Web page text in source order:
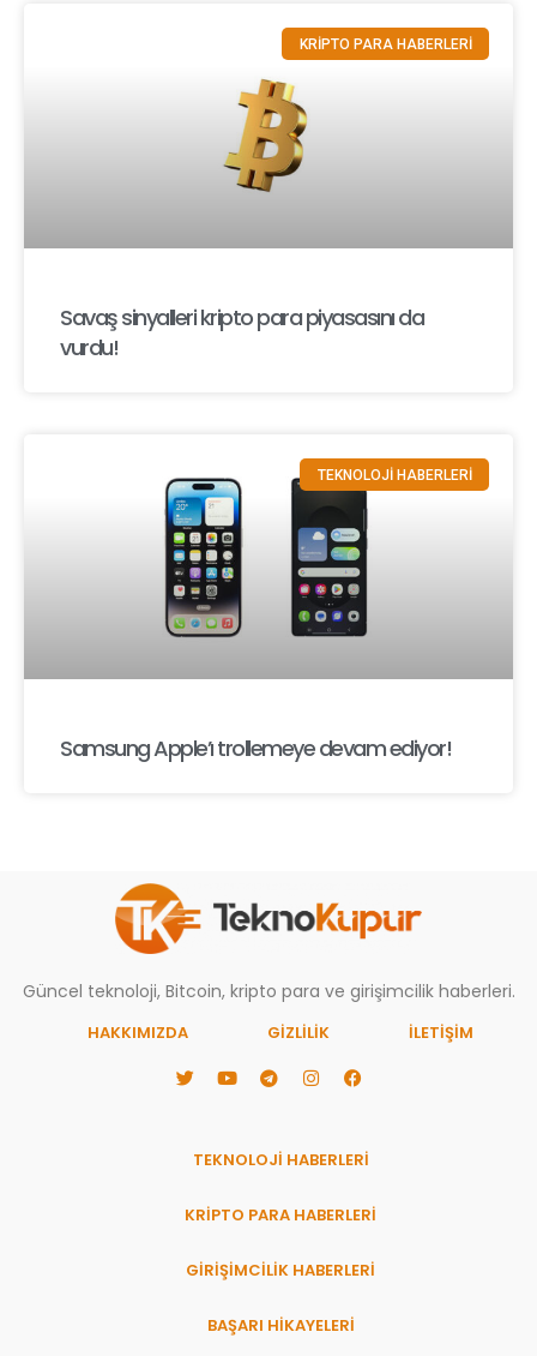
KRİPTO PARA HABERLERİ
Savaş sinyalleri kripto para piyasasını da
vurdu!
TEKNOLOJİ HABERLERİ
Samsung Apple’ı trollemeye devam ediyor!
Güncel teknoloji, Bitcoin, kripto para ve girişimcilik haberleri.
HAKKIMIZDA GIZLILIK İLETİŞİM
TEKNOLOJİ HABERLERİ
KRİPTO PARA HABERLERİ
GİRİŞİMCİLİK HABERLERİ
BAŞARI HIKAYELERI